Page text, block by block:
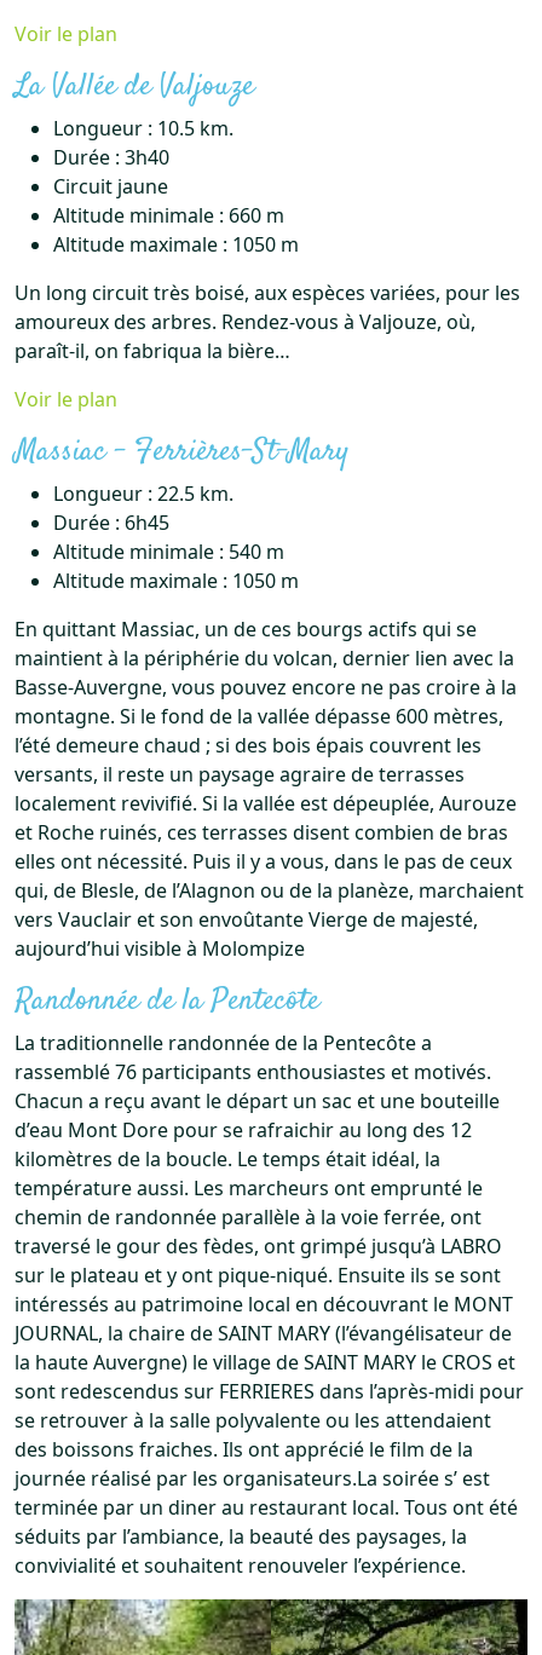
Voir le plan
La Vallée de Valjouze
Longueur : 10.5 km.
Durée : 3h40
Circuit jaune
Altitude minimale : 660 m
Altitude maximale : 1050 m
Un long circuit très boisé, aux espèces variées, pour les
amoureux des arbres. Rendez-vous à Valjouze, où,
paraît-il, on fabriqua la bière…
Voir le plan
Massiac – Ferrières-St-Mary
Longueur : 22.5 km.
Durée : 6h45
Altitude minimale : 540 m
Altitude maximale : 1050 m
En quittant Massiac, un de ces bourgs actifs qui se
maintient à la périphérie du volcan, dernier lien avec la
Basse-Auvergne, vous pouvez encore ne pas croire à la
montagne. Si le fond de la vallée dépasse 600 mètres,
l’été demeure chaud ; si des bois épais couvrent les
versants, il reste un paysage agraire de terrasses
localement revivifié. Si la vallée est dépeuplée, Aurouze
et Roche ruinés, ces terrasses disent combien de bras
elles ont nécessité. Puis il y a vous, dans le pas de ceux
qui, de Blesle, de l’Alagnon ou de la planèze, marchaient
vers Vauclair et son envoûtante Vierge de majesté,
aujourd’hui visible à Molompize
Randonnée de la Pentecôte
La traditionnelle randonnée de la Pentecôte a
rassemblé 76 participants enthousiastes et motivés.
Chacun a reçu avant le départ un sac et une bouteille
d’eau Mont Dore pour se rafraichir au long des 12
kilomètres de la boucle. Le temps était idéal, la
température aussi. Les marcheurs ont emprunté le
chemin de randonnée parallèle à la voie ferrée, ont
traversé le gour des fèdes, ont grimpé jusqu’à LABRO
sur le plateau et y ont pique-niqué. Ensuite ils se sont
intéressés au patrimoine local en découvrant le MONT
JOURNAL, la chaire de SAINT MARY (l’évangélisateur de
la haute Auvergne) le village de SAINT MARY le CROS et
sont redescendus sur FERRIERES dans l’après-midi pour
se retrouver à la salle polyvalente ou les attendaient
des boissons fraiches. Ils ont apprécié le film de la
journée réalisé par les organisateurs.La soirée s’ est
terminée par un diner au restaurant local. Tous ont été
séduits par l’ambiance, la beauté des paysages, la
convivialité et souhaitent renouveler l’expérience.